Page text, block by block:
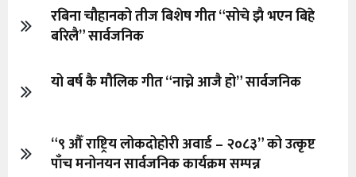
रबिना चौहानको तीज बिशेष गीत “सोचे झै भएन बिहे
बरिलै” सार्वजनिक
यो बर्ष कै मौलिक गीत “नाच्ने आजै हो” सार्वजनिक
“९ औँ राष्ट्रिय लोकदोहोरी अवार्ड – २०८३” को उत्कृष्ट
पाँच मनोनयन सार्वजनिक कार्यक्रम सम्पन्न